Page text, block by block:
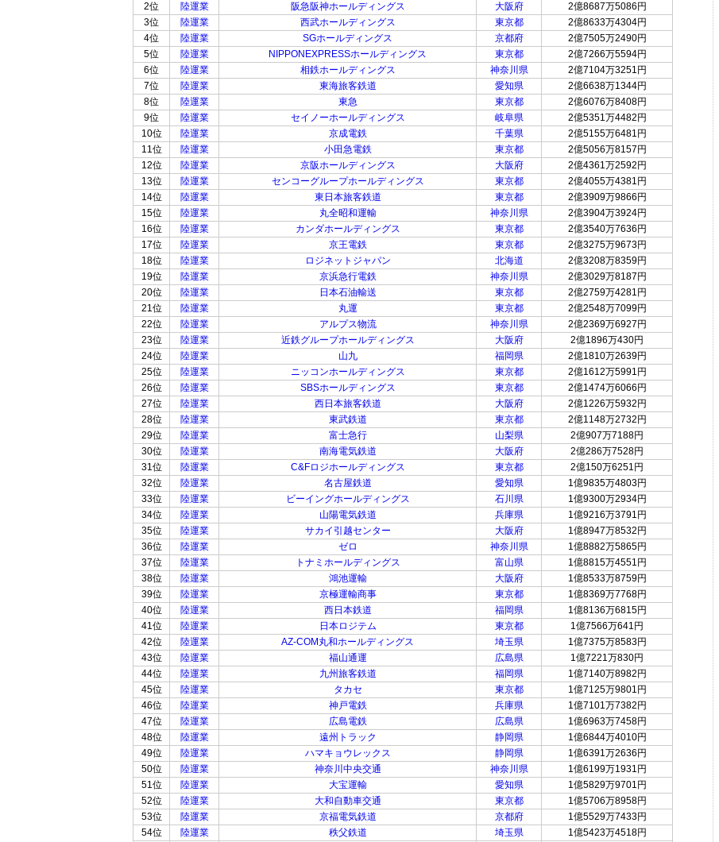
2位
陸運業 阪急阪神ホールディングス 大阪府
2億8687万5086円
3位
陸運業 西武ホールディングス 東京都
2億8633万4304円
4位
陸運業 SGホールディングス 京都府
2億7505万2490円
5位
陸運業 NIPPONEXPRESSホールディングス 東京都
2億7266万5594円
6位
陸運業 相鉄ホールディングス 神奈川県
2億7104万3251円
7位
陸運業 東海旅客鉄道 愛知県
2億6638万1344円
8位
陸運業 東急 東京都
2億6076万8408円
9位
陸運業 セイノーホールディングス 岐阜県
2億5351万4482円
10位
陸運業 京成電鉄 千葉県
2億5155万6481円
11位
陸運業 小田急電鉄 東京都
2億5056万8157円
12位
陸運業 京阪ホールディングス 大阪府
2億4361万2592円
13位
陸運業 センコーグループホールディングス 東京都
2億4055万4381円
14位
陸運業 東日本旅客鉄道 東京都
2億3909万9866円
15位
陸運業 丸全昭和運輸 神奈川県
2億3904万3924円
16位
陸運業 カンダホールディングス 東京都
2億3540万7636円
17位
陸運業 京王電鉄 東京都
2億3275万9673円
18位
陸運業 ロジネットジャパン 北海道
2億3208万8359円
19位
陸運業 京浜急行電鉄 神奈川県
2億3029万8187円
20位
陸運業 日本石油輸送 東京都
2億2759万4281円
21位
陸運業 丸運 東京都
2億2548万7099円
22位
陸運業 アルプス物流 神奈川県
2億2369万6927円
23位
陸運業 近鉄グループホールディングス 大阪府
2億1896万430円
24位
陸運業 山九 福岡県
2億1810万2639円
25位
陸運業 ニッコンホールディングス 東京都
2億1612万5991円
26位
陸運業 SBSホールディングス 東京都
2億1474万6066円
27位
陸運業 西日本旅客鉄道 大阪府
2億1226万5932円
28位
陸運業 東武鉄道 東京都
2億1148万2732円
29位
陸運業 富士急行 山梨県
2億907万7188円
30位
陸運業 南海電気鉄道 大阪府
2億286万7528円
31位
陸運業 C&Fロジホールディングス 東京都
2億150万6251円
32位
陸運業 名古屋鉄道 愛知県
1億9835万4803円
33位
陸運業 ビーイングホールディングス 石川県
1億9300万2934円
34位
陸運業 山陽電気鉄道 兵庫県
1億9216万3791円
35位
陸運業 サカイ引越センター 大阪府
1億8947万8532円
36位
陸運業 ゼロ 神奈川県
1億8882万5865円
37位
陸運業 トナミホールディングス 富山県
1億8815万4551円
38位
陸運業 鴻池運輸 大阪府
1億8533万8759円
39位
陸運業 京極運輸商事 東京都
1億8369万7768円
40位
陸運業 西日本鉄道 福岡県
1億8136万6815円
41位
陸運業 日本ロジテム 東京都
1億7566万641円
42位
陸運業 AZ-COM丸和ホールディングス 埼玉県
1億7375万8583円
43位
陸運業 福山通運 広島県
1億7221万830円
44位
陸運業 九州旅客鉄道 福岡県
1億7140万8982円
45位
陸運業 タカセ 東京都
1億7125万9801円
46位
陸運業 神戸電鉄 兵庫県
1億7101万7382円
47位
陸運業 広島電鉄 広島県
1億6963万7458円
48位
陸運業 遠州トラック 静岡県
1億6844万4010円
49位
陸運業 ハマキョウレックス 静岡県
1億6391万2636円
50位
陸運業 神奈川中央交通 神奈川県
1億6199万1931円
51位
陸運業 大宝運輸 愛知県
1億5829万9701円
52位
陸運業 大和自動車交通 東京都
1億5706万8958円
53位
陸運業 京福電気鉄道 京都府
1億5529万7433円
54位
陸運業 秩父鉄道 埼玉県
1億5423万4518円